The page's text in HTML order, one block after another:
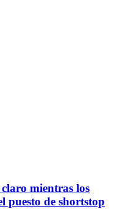
mientras los
puesto de shortstop